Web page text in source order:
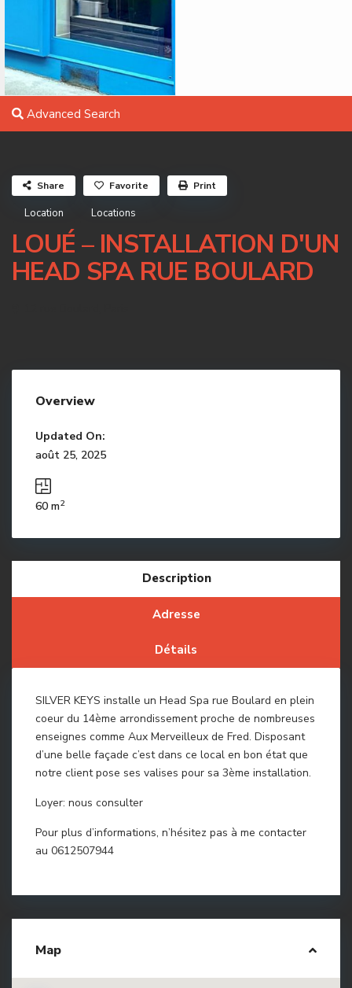
Advanced Search
Location Locations
LOUÉ – INSTALLATION D'UN
HEAD SPA RUE BOULARD
Share Favorite Print
Overview
Updated On:
août 25, 2025
60 m2
Description
Adresse
Détails
SILVER KEYS installe un Head Spa rue Boulard en plein
coeur du 14ème arrondissement proche de nombreuses
enseignes comme Aux Merveilleux de Fred. Disposant
d’une belle façade c’est dans ce local en bon état que
notre client pose ses valises pour sa 3ème installation.
Loyer: nous consulter
Pour plus d’informations, n’hésitez pas à me contacter
au 0612507944
Map